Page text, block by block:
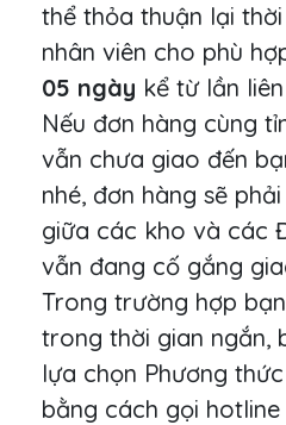
thể thỏa thuận lại
nhân viên cho phù
05 ngày kể từ lần
Nếu đơn hàng cùng
vẫn chưa giao đến
nhé, đơn hàng sẽ
giữa các kho và các
vẫn đang cố gắng
Trong trường hợp
trong thời gian ngắn,
lựa chọn Phương
bằng cách gọi